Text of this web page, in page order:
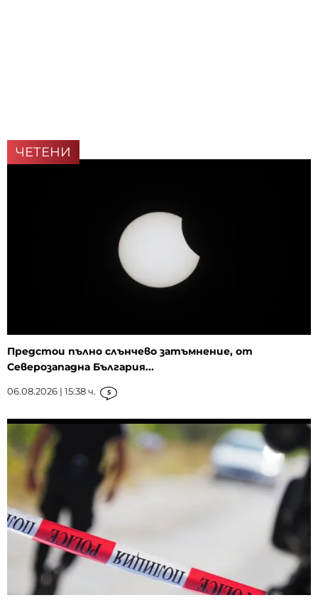
ЧЕТЕНИ
Предстои пълно слънчево затъмнение, от
Северозападна България...
06.08.2026 | 15:38 ч. 5